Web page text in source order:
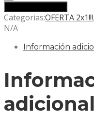
Categorias:OFERTA 2x1!!!,
N/A
Información
adicional